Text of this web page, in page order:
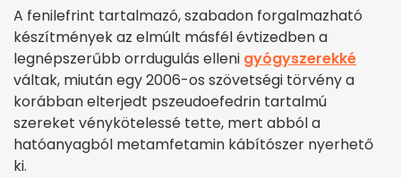
A fenilefrint tartalmazó, szabadon forgalmazható
készítmények az elmúlt másfél évtizedben a
legnépszerűbb orrdugulás elleni gyógyszerekké
váltak, miután egy 2006-os szövetségi törvény a
korábban elterjedt pszeudoefedrin tartalmú
szereket vénykötelessé tette, mert abból a
hatóanyagból metamfetamin kábítószer nyerhető
ki.